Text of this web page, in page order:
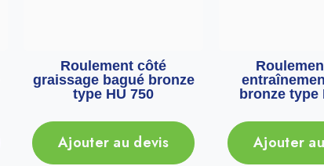
Roulement côté
graissage bagué bronze
type HU 750
Ajouter au devis
bronze type
Ajouter